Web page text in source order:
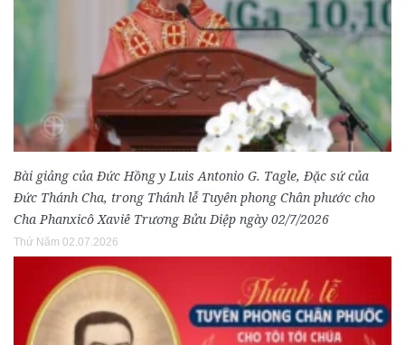
Bài giảng của Đức Hồng y Luis Antonio G. Tagle, Đặc sứ của
Đức Thánh Cha, trong Thánh lễ Tuyên phong Chân phước cho
Cha Phanxicô Xaviê Trương Bửu Diệp ngày 02/7/2026
Thứ Năm 02.07.2026